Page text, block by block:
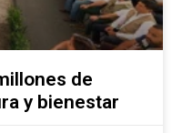
de
y bienestar